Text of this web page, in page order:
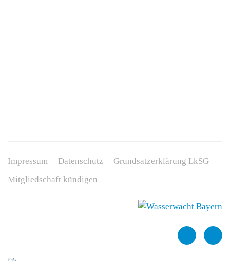
Impressum Datenschutz
Grundsatzerklärung LkSG
Mitgliedschaft kündigen